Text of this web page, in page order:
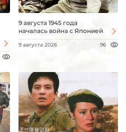
9 августа 1945 года
началась война с Японией
9 августа 2026 96